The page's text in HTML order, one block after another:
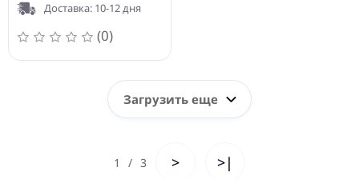
MB 1500 (3-8 лет)
046690
Доставка: 10-12 дня
(0)
Загрузить еще
1 / 3 > >|